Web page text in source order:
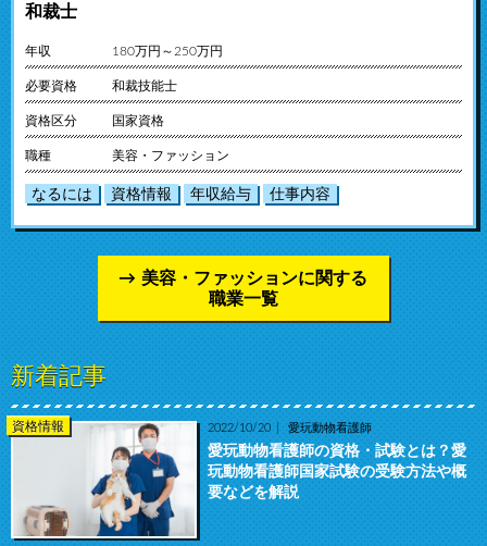
和裁士
年収 180万円～250万円
必要資格 和裁技能士
資格区分 国家資格
職種 美容・ファッション
なるには 資格情報 年収給与 仕事内容
美容・ファッションに関する
職業一覧
新着記事
資格情報 2022/10/20 愛玩動物看護師
愛玩動物看護師の資格・試験とは？愛
玩動物看護師国家試験の受験方法や概
要などを解説